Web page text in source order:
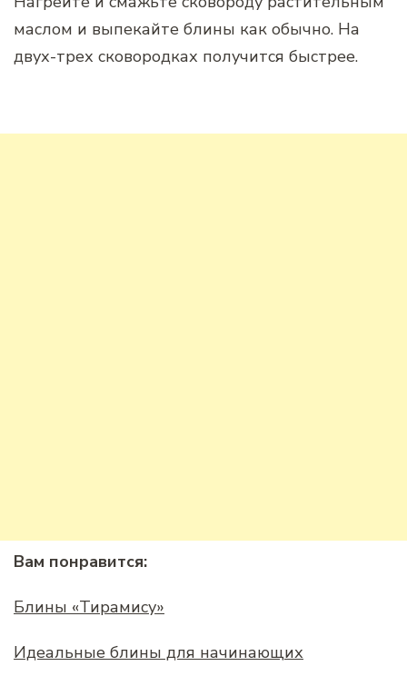
маслом и выпекайте блины как обычно. На
двух-трех сковородках получится быстрее.
Вам понравится:
Блины «Тирамису»
Идеальные блины для начинающих